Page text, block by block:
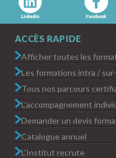
ACCÈS RAPIDE
Afficher toutes les
Les formations intra /
Tous nos parcours
L’accompagnement
Demander un devis
Catalogue annuel
L’Institut recrute